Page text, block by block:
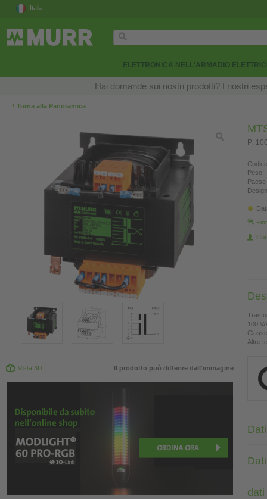
Italia
ELETTRONICA NELL'ARMADIO
Hai domande sui nostri prodotti? I nostri
‹ Torna alla Panoramica
Vista 3D Il prodotto può differire dall'immagine
P:
Peso:
100 VA
Altre